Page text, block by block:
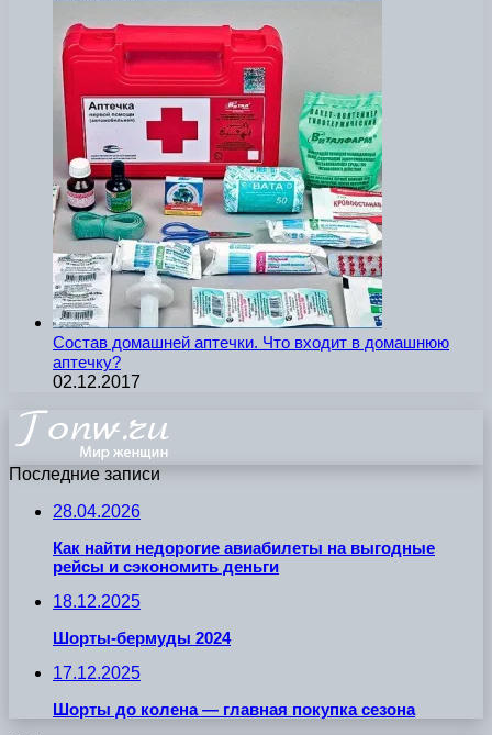
Состав домашней аптечки. Что входит в домашнюю
аптечку?
02.12.2017
Последние записи
28.04.2026
Как найти недорогие авиабилеты на выгодные
рейсы и сэкономить деньги
18.12.2025
Шорты-бермуды 2024
17.12.2025
Шорты до колена — главная покупка сезона